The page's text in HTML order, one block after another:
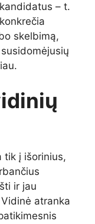
– t.
skelbimą,
tik į išorinius,
ir jau
atranka